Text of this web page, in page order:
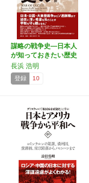
謀略の戦争史―日本人
が知っておきたい歴史
の裏側
長浜 浩明
登録 10